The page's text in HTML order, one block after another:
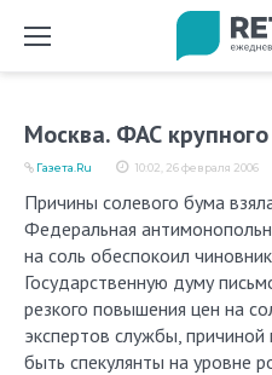
Москва. ФАС
10:02, 26 февраля 2006
Газета.Ru
Причины солевого бума взялась расследовать
Федеральная
на соль обеспокоил
Государственную думу
резкого повышения цен на
экспертов службы,
быть спекулянты на уровне